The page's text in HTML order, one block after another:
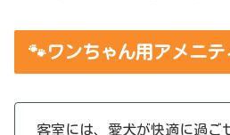
🐾ワンちゃん用アメニテ
客室には、愛犬が快適に過ご